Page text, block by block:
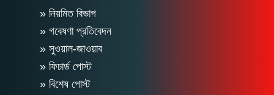
» নিয়মিত বিভাগ
» গবেষণা প্রতিবেদন
» সুওয়াল-জাওয়াব
» ফিচার্ড পোস্ট
» বিশেষ পোস্ট